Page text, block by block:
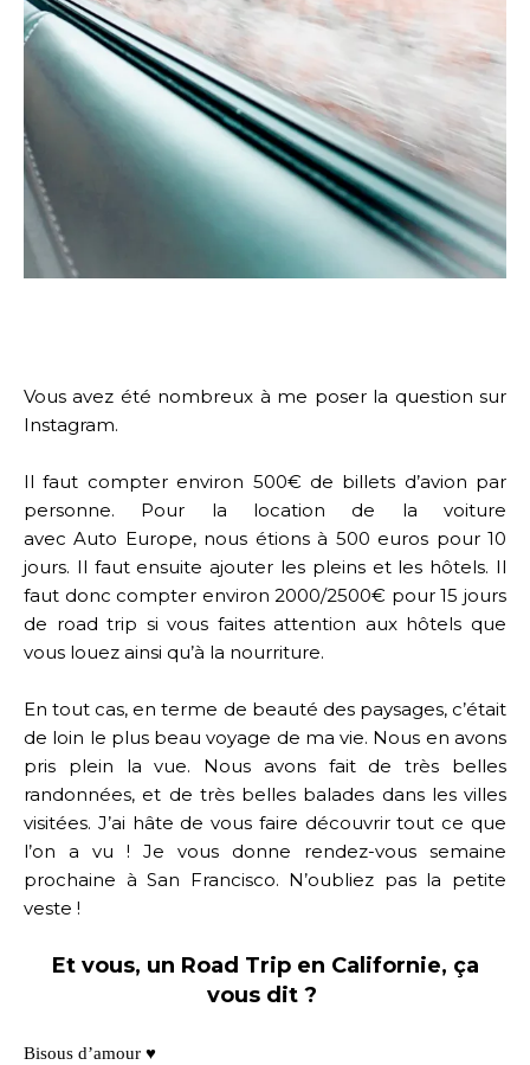
Vous avez été nombreux à me poser la question sur
Instagram.
Ilfaut compter environ 500€ de billets d’avion par
personne. Pour la location de la voiture
avecAuto Europe, nous étions à 500 euros pour 10
jours. Il faut ensuite ajouter les pleins et les hôtels. Il
faut donc compter environ 2000/2500€ pour 15 jours
de road trip si vous faites attention aux hôtels que
vous louez ainsi qu’à la nourriture.
En tout cas, en terme de beauté des paysages, c’était
de loin le plus beau voyage de ma vie. Nous en avons
pris plein la vue. Nous avons fait de très belles
randonnées, et de très belles balades dans les villes
visitées. J’ai hâte de vous faire découvrir tout ce que
l’on a vu ! Je vous donne rendez-vous semaine
prochaine à San Francisco. N’oubliez pas la petite
veste !
Et vous, un Road Trip en Californie, ça
vous dit ?
Bisous d’amour ♥